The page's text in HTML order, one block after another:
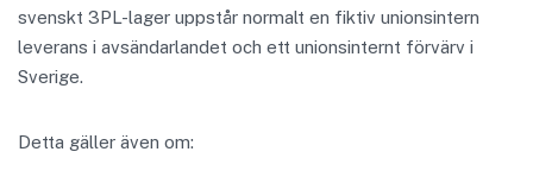
svenskt 3PL-lager uppstår normalt en fiktiv unionsintern
leverans i avsändarlandet och ett unionsinternt förvärv i
Sverige.
Detta gäller även om: